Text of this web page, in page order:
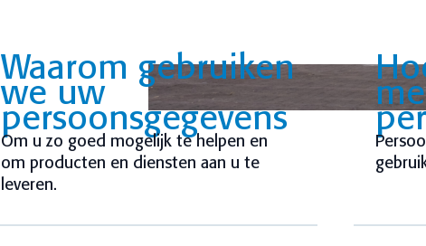
Waarom gebruiken
we uw
persoonsgegevens
Om u zo goed mogelijk te helpen en
om producten en diensten aan u te
leveren.